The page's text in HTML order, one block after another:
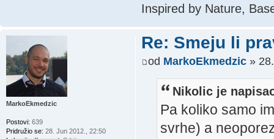
Inspired by Nature,
Re: Smeju li
od MarkoEkmedzic»
Nikolic je
Pa koliko samo
svrhe) a
MarkoEkmedzic
Postovi: 639
Pridružio se: 28. Jun 2012., 22:50